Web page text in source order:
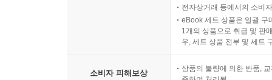
전자상거래 등에서의 소비
eBook 세트 상품은 일괄 구
1개의 상품으로 취급 및 판
우, 세트 상품 전부 및 세트
소비자 피해보상
상품의 불량에 의한 반품,